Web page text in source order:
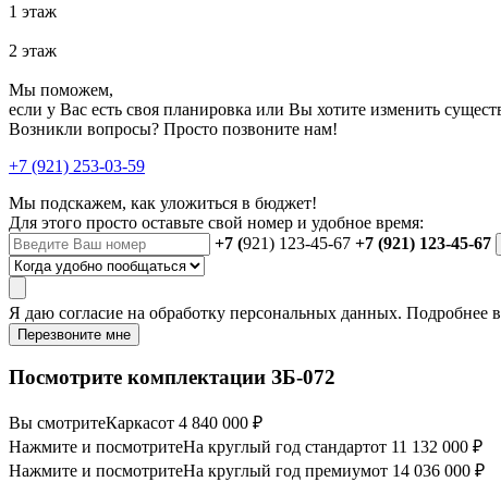
1 этаж
2 этаж
Мы поможем,
если у Вас есть своя планировка или Вы хотите изменить
Возникли вопросы? Просто позвоните нам!
+7 (921) 253-03-59
Мы подскажем, как уложиться в бюджет!
Для этого просто оставьте свой номер и удобное время:
+7 (921) 123-45-67 +7 (921) 123-45-67
Я даю согласие на обработку персональных данных. Подробнее в
Перезвоните мне
Посмотрите комплектации ЗБ-072
Вы смотритеКаркасот 4 840 000 ₽
Нажмите и посмотритеНа круглый год стандартот 11 132 000 ₽
Нажмите и посмотритеНа круглый год премиумот 14 036 000 ₽